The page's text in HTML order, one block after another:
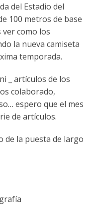
del Estadio del
100 metros de base
como los
la nueva camiseta
temporada.
_ artículos de los
colaborado,
espero que el mes
de artículos.
de la puesta de largo